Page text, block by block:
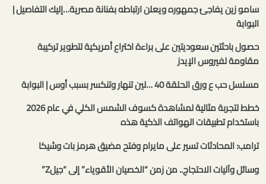
سامو زين يفاجئ جمهوره ويعلن ارتباطه بفنانة مصرية…إليك التفاصيل |
البوابة
حصول باحثتين سعوديتين على براءة اختراع أمريكية لتطوير تركيبة
مقاومة لفيروس الإيدز
مسلسل حب ع ورق الحلقة 40 …لين تنهار وتنكسر بسبب أوس | البوابة
خطط لتجربة مثالية لمشاهدة كسوف الشمس الكلي في عام 2026
باستخدام تطبيقات الهواتف الذكية هذه
ترامب: المحادثات تسير على مايرام وفتح مضيق هرمز بات وشيكا
وسائل وآليات الاحتجاج.. من زمن “الخصيان الأقوياء” إلى “جيلZ”